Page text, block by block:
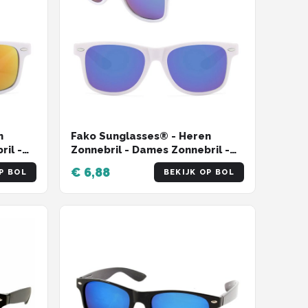
-
-
BOL
Fako Sunglasses® - Heren
Zonnebril - Dames Zonnebril -
Classic - UV400 - Wit Frame -
Blauw/Paars Spiegel
€ 6,88 BEKIJK OP BOL